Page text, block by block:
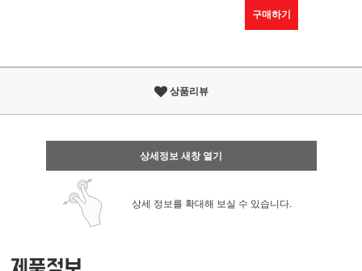
구매하기
상품리뷰
상세정보 새창 열기
상세 정보를 확대해 보실 수 있습니다.